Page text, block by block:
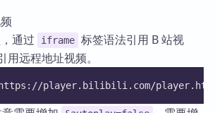
通过
iframe 标签语法引用 B 站视
用远程地址视频。
player.bilibili.com/